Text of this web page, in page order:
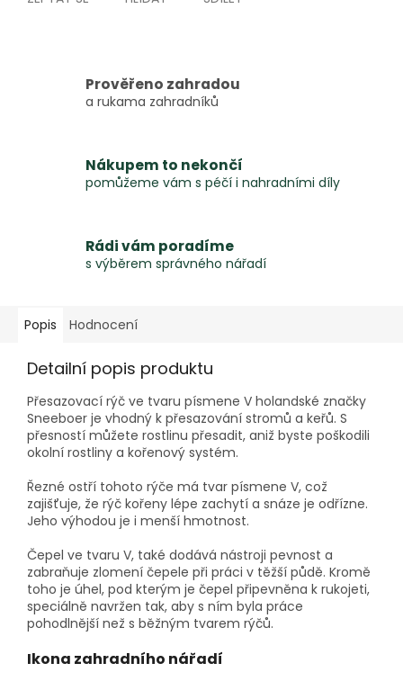
Prověřeno zahradou
a rukama zahradníků
Nákupem to nekončí
pomůžeme vám s péčí i nahradními díly
Rádi vám poradíme
s výběrem správného nářadí
Popis Hodnocení
Detailní popis produktu
Přesazovací rýč ve tvaru písmene V holandské značky
Sneeboer je vhodný k přesazování stromů a keřů. S
přesností můžete rostlinu přesadit, aniž byste poškodili
okolní rostliny a kořenový systém.
Řezné ostří tohoto rýče má tvar písmene V, což
zajišťuje, že rýč kořeny lépe zachytí a snáze je odřízne.
Jeho výhodou je i menší hmotnost.
Čepel ve tvaru V, také dodává nástroji pevnost a
zabraňuje zlomení čepele při práci v těžší půdě. Kromě
toho je úhel, pod kterým je čepel připevněna k rukojeti,
speciálně navržen tak, aby s ním byla práce
pohodlnější než s běžným tvarem rýčů.
Ikona zahradního nářadí